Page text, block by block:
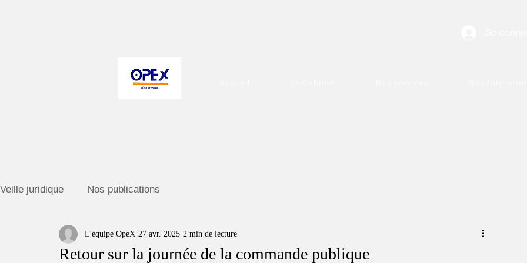
Veille juridique Nos publications
Retour sur la journée de la commande publique
L'équipe OpeX 27 avr. 2025 2 min de lecture